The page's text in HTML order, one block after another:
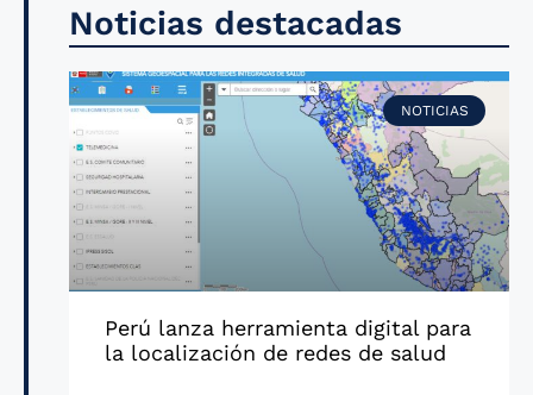
Noticias destacadas
NOTICIAS
Perú lanza herramienta digital para
la localización de redes de salud